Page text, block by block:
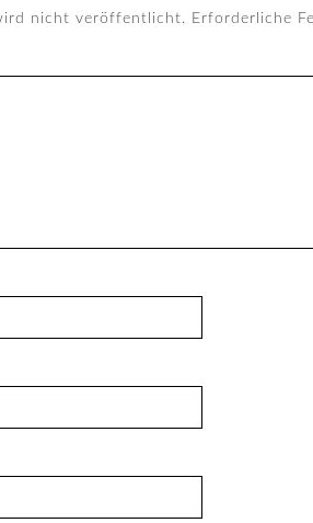
nicht veröffentlicht. Erforderliche